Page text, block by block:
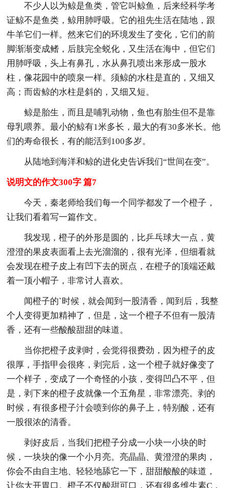
不少人以为鲸是鱼类，管它叫鲸鱼，后来经科学考
证鲸不是鱼类，鲸用肺呼吸。它的祖先生活在陆地，跟
牛羊它们一样。然来它们的环境发生了变化，它们的前
脚渐渐变成鳍，后肢完全蜕化，又生活在海中，但它们
用肺呼吸，头上有鼻孔，水从鼻孔喷出来形成一股水
柱，像花园中的喷泉一样。须鲸的水柱是直的，又细又
高；而齿鲸的水柱是斜的，又细又短。
鲸是胎生，而且是哺乳动物，鱼也有胎生但不是靠
母乳喂养。最小的鲸有1米多长，最大的有30多米长。他
们的寿命很长，有的能活到100多岁。
从陆地到海洋和鲸的进化史告诉我们“世间在变”。
说明文的作文300字 篇7
今天，秦老师给我们每一个同学都发了一个橙子，
让我们看着写一篇作文。
我发现，橙子的外形是圆的，比乒乓球大一点，黄
澄澄的果皮表面看上去光溜溜的，很有光泽，但细看就
会发现在橙子皮上有凹下去的斑点，在橙子的顶端还戴
着一顶小帽子，非常讨人喜欢。
闻橙子的`时候，就会闻到一股清香，闻到后，我整
个人变得更加精神了，但是，这一个橙子不但有一股清
香，还有一些酸酸甜甜的味道。
当你把橙子皮剥时，会觉得很费劲，因为橙子的皮
很厚，手指甲会很疼，剥完后，这一个橙子就好像变了
一个样子，变成了一个奇怪的小孩，变得凹凸不平，但
是，剥下来的橙子皮就像一个五角星，非常漂亮。剥的
时候，有很多橙子汁会喷到你的鼻子上，特别酸，还有
一股很浓的清香。
剥好皮后，当我们把橙子分成一小块一小块的时
候，一块块的像一个小月亮。亮晶晶、黄澄澄的果肉，
你会不由自主地、轻轻地舔它一下，甜甜酸酸的味道，
让你大开胃口。橙子不仅酸甜可口，还有很多维生素C，